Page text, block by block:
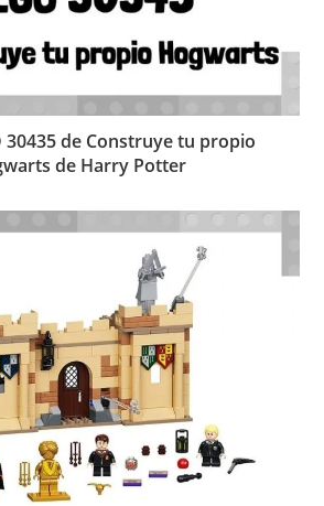
30435 de Construye tu propio
de Harry Potter